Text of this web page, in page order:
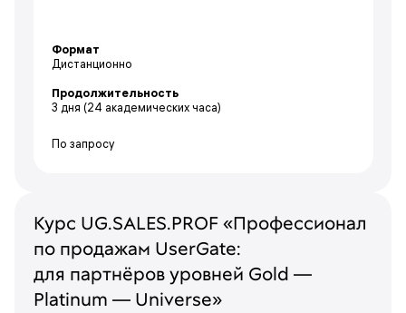
Формат
Дистанционно
Продолжительность
3 дня (24 академических часа)
По запросу
Курс UG.SALES.PROF «Профессионал
по продажам UserGate:
для партнёров уровней Gold —
Platinum — Universe»